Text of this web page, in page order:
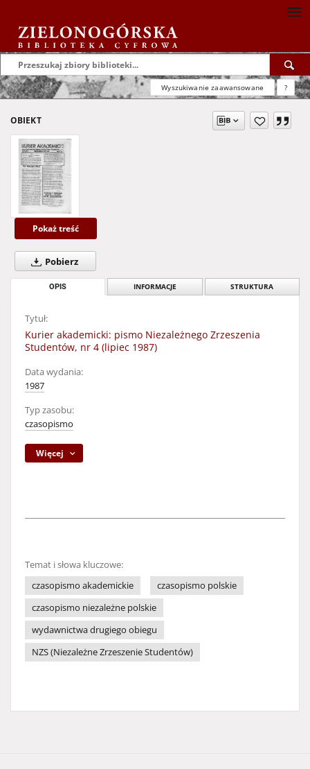
Wyszukiwanie zaawansowane ?
OBIEKT
Pokaż treść
Pobierz
OPIS INFORMACJE STRUKTURA
Tytuł:
Kurier akademicki: pismo Niezależnego Zrzeszenia
Studentów, nr 4 (lipiec 1987)
Data wydania:
1987
Typ zasobu:
czasopismo
Więcej
Temat i słowa kluczowe:
czasopismo akademickie
czasopismo polskie
czasopismo niezależne polskie
wydawnictwa drugiego obiegu
NZS (Niezależne Zrzeszenie Studentów)